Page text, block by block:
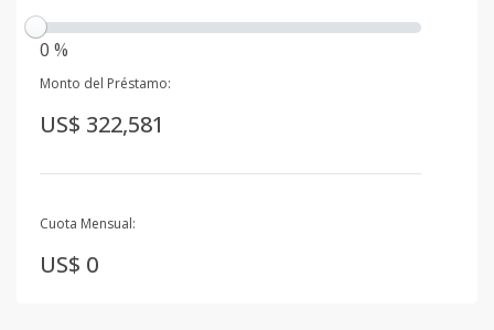
0 %
Monto del Préstamo:
US$ 322,581
Cuota Mensual:
US$ 0